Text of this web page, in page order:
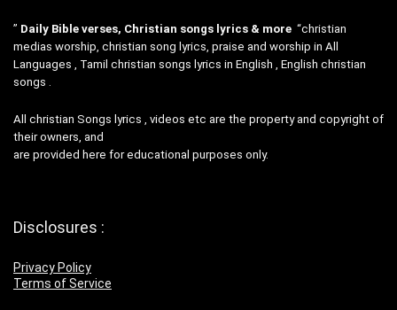
” Daily Bible verses, Christian songs lyrics & more “christian
medias worship, christian song lyrics, praise and worship in All
Languages , Tamil christian songs lyrics in English , English christian
songs .
All christian Songs lyrics , videos etc are the property and copyright of
their owners, and
are provided here for educational purposes only.
Disclosures :
Privacy Policy
Terms of Service